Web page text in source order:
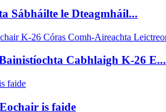
Sábháilte le Dteagmháil...
Cabhlaigh K-26 E...
is faide